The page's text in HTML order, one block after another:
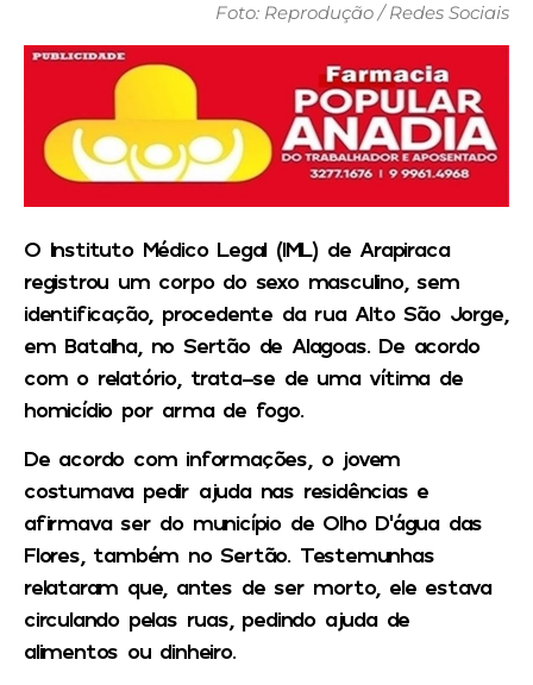
Foto: Reprodução / Redes Sociais
O Instituto Médico Legal (IML) de Arapiraca
registrou um corpo do sexo masculino, sem
identificação, procedente da rua Alto São Jorge,
em Batalha, no Sertão de Alagoas. De acordo
com o relatório, trata-se de uma vítima de
homicídio por arma de fogo.
De acordo com informações, o jovem
costumava pedir ajuda nas residências e
afirmava ser do município de Olho D’água das
Flores, também no Sertão. Testemunhas
relataram que, antes de ser morto, ele estava
circulando pelas ruas, pedindo ajuda de
alimentos ou dinheiro.